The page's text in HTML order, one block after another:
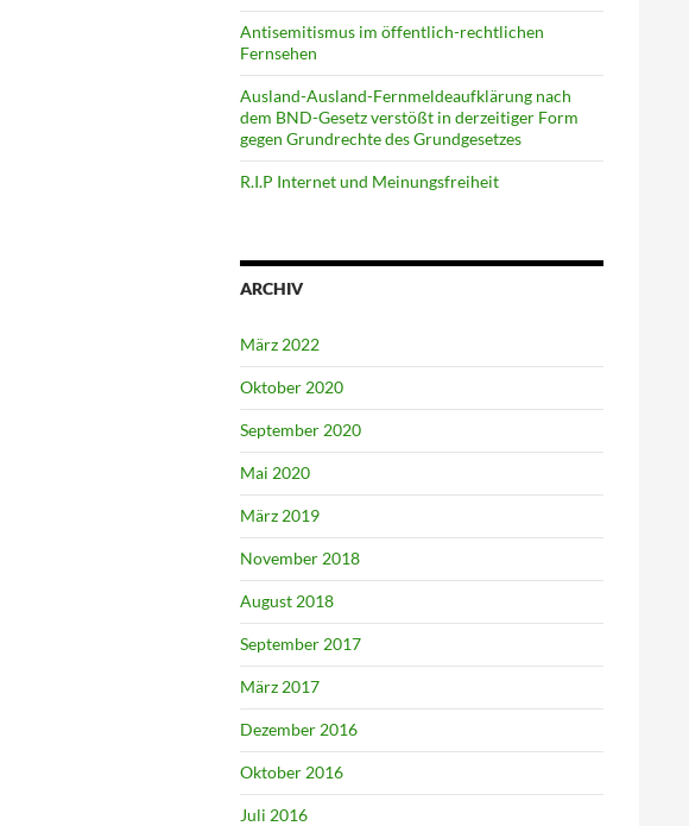
Antisemitismus im öffentlich-rechtlichen
Fernsehen
Ausland-Ausland-Fernmeldeaufklärung nach
dem BND-Gesetz verstößt in derzeitiger Form
gegen Grundrechte des Grundgesetzes
R.I.P Internet und Meinungsfreiheit
ARCHIV
März 2022
Oktober 2020
September 2020
Mai 2020
März 2019
November 2018
August 2018
September 2017
März 2017
Dezember 2016
Oktober 2016
Juli 2016